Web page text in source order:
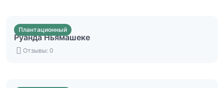
Плантационный
Руанда Ньямашеке
Отзывы: 0